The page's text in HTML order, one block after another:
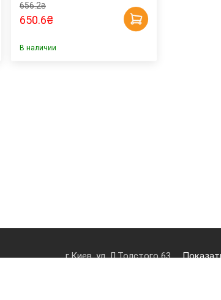
656.2₴
650.6₴
В наличии
г.Киев, ул. Л.Толстого 63